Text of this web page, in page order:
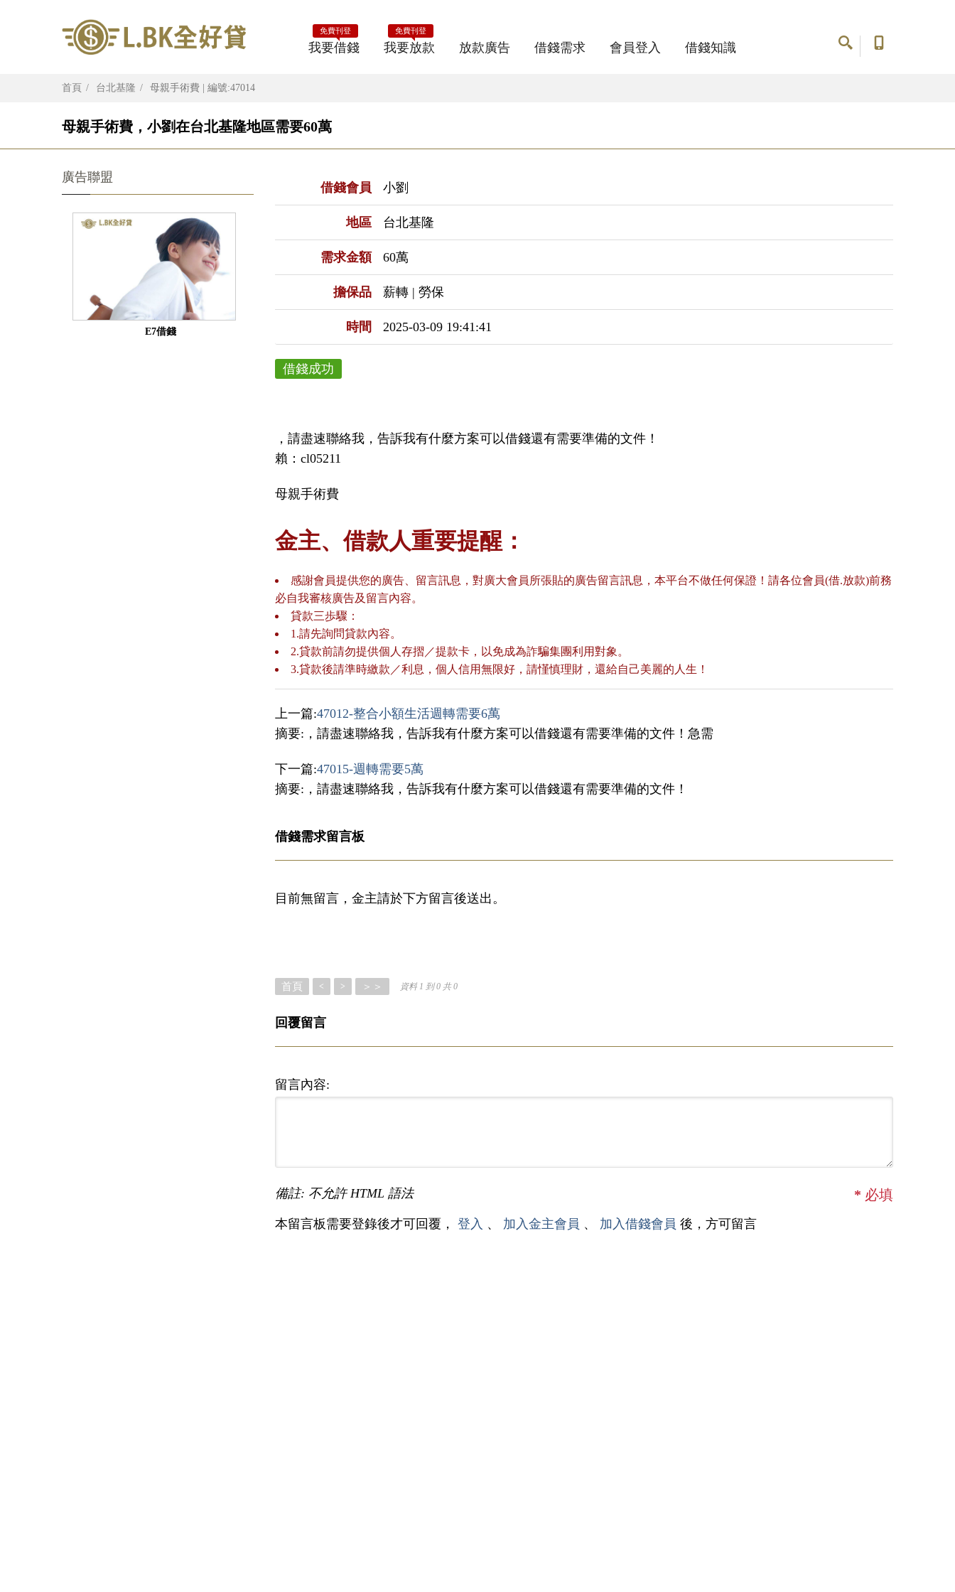
我要借錢
免費刊登
我要放款
免費刊登
放款廣告 借錢需求 會員登入 借錢知識
首頁 台北基隆 母親手術費 | 編號:47014
母親手術費，小劉在台北基隆地區需要60萬
借錢會員 小劉
地區 台北基隆
需求金額 60萬
擔保品 薪轉 | 勞保
時間 2025-03-09 19:41:41
借錢成功
，請盡速聯絡我，告訴我有什麼方案可以借錢還有需要準備的文件！
賴：cl05211
母親手術費
金主、借款人重要提醒：
感謝會員提供您的廣告、留言訊息，對廣大會員所張貼的廣告留言訊息，本平台不做任何保證！請各位會員(借.放款)前務
必自我審核廣告及留言內容。
貸款三歩驟：
1.請先詢問貸款內容。
2.貸款前請勿提供個人存摺／提款卡，以免成為詐騙集團利用對象。
3.貸款後請準時繳款／利息，個人信用無限好，請慬慎理財，還給自己美麗的人生！
上一篇:47012-整合小額生活週轉需要6萬
摘要:，請盡速聯絡我，告訴我有什麼方案可以借錢還有需要準備的文件！急需
下一篇:47015-週轉需要5萬
摘要:，請盡速聯絡我，告訴我有什麼方案可以借錢還有需要準備的文件！
借錢需求留言板
目前無留言，金主請於下方留言後送出。
首頁 < > ＞＞ 資料 1 到 0 共 0
回覆留言
留言內容:
備註: 不允許 HTML 語法 * 必填
本留言板需要登錄後才可回覆， 登入 、 加入金主會員 、 加入借錢會員 後，方可留言
廣告聯盟
E7借錢